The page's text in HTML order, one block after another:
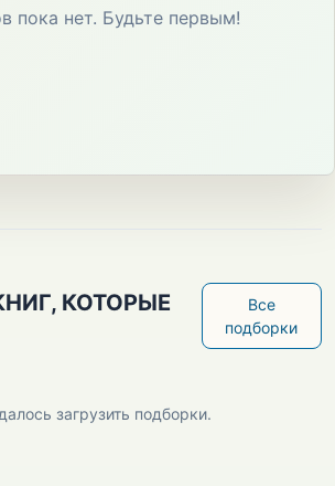
пока нет. Будьте первым!
КОТОРЫЕ
Все
подборки
загрузить подборки.